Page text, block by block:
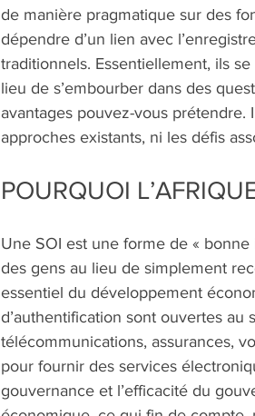
de manière pragmatique sur des
dépendre d’un lien avec
traditionnels. Essentiellement, ils
lieu de s’embourber dans des
avantages pouvez-vous prétendre.
approches existants, ni les défis
POURQUOI
Une SOI est une forme de «
des gens au lieu de simplement
essentiel du développement
d’authentification sont ouvertes au
télécommunications, assurances,
pour fournir des services
gouvernance et l’efficacité du